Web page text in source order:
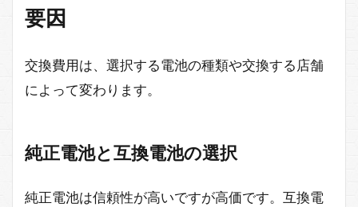
要因
交換費用は、選択する電池の種類や交換する店舗
によって変わります。
純正電池と互換電池の選択
純正電池は信頼性が高いですが高価です。互換電